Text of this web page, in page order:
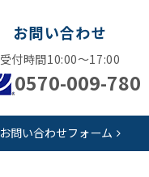
お問い合わせ
受付時間10:00～17:00
0570-009-780
お問い合わせフォーム